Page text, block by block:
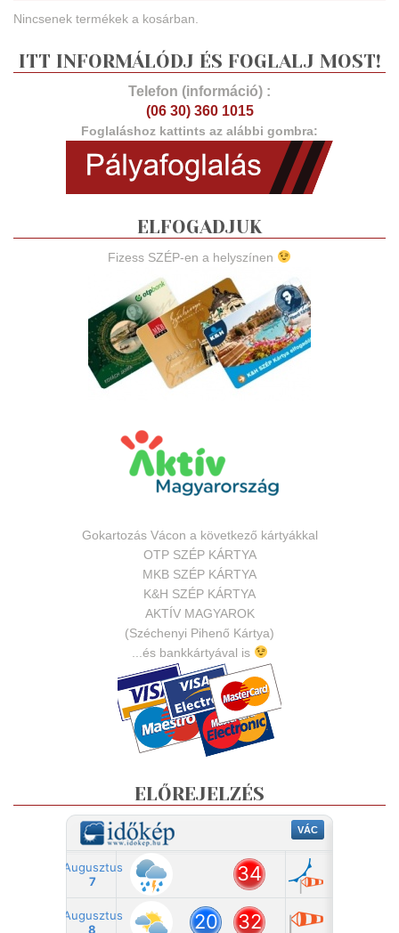
Nincsenek termékek a kosárban.
ITT INFORMÁLÓDJ ÉS FOGLALJ MOST!
Telefon (információ) :
(06 30) 360 1015
Foglaláshoz kattints az alábbi gombra:
ELFOGADJUK
Fizess SZÉP-en a helyszínen
Gokartozás Vácon a következő kártyákkal
OTP SZÉP KÁRTYA
MKB SZÉP KÁRTYA
K&H SZÉP KÁRTYA
AKTÍV MAGYAROK
(Széchenyi Pihenő Kártya)
...és bankkártyával is
ELŐREJELZÉS